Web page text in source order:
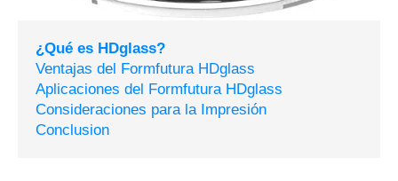
¿Qué es HDglass?
Ventajas del Formfutura HDglass
Aplicaciones del Formfutura HDglass
Consideraciones para la Impresión
Conclusion